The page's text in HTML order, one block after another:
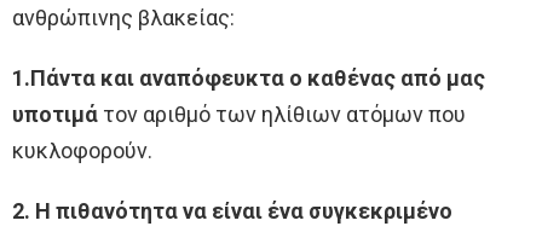
ανθρώπινης βλακείας:
1.Πάντα και αναπόφευκτα ο καθένας από μας
υποτιμά τον αριθμό των ηλίθιων ατόμων που
κυκλοφορούν.
2. Η πιθανότητα να είναι ένα συγκεκριμένο